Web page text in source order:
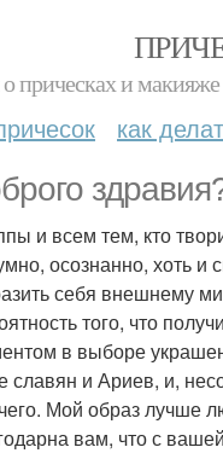
прическах и
как
и всем тем, кто
осознанно, хоть
себя внешнему
того, что
в выборе
славян и Ариев, и,
Мой образ лучше
вам, что с